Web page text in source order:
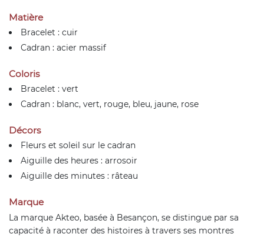
Matière
Bracelet : cuir
Cadran : acier massif
Coloris
Bracelet : vert
Cadran : blanc, vert, rouge, bleu, jaune, rose
Décors
Fleurs et soleil sur le cadran
Aiguille des heures : arrosoir
Aiguille des minutes : râteau
Marque
La marque Akteo, basée à Besançon, se distingue par sa
capacité à raconter des histoires à travers ses montres